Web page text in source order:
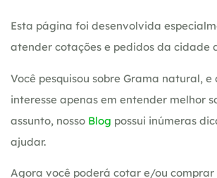
Esta página foi desenvolvida
atender cotações e pedidos da cidade
Você pesquisou sobre Grama natural, e
interesse apenas em entender melhor
assunto, nosso Blog possui inúmeras
ajudar.
Agora você poderá cotar e/ou